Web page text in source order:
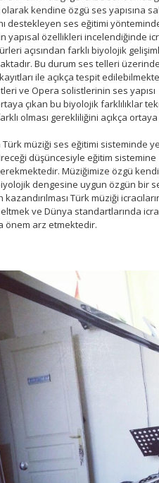
kendine özgü ses yapısına
destekleyen ses eğitimi
yapısal özellikleri incelendiğinde
açısından farklı biyolojik
Bu durum ses telleri
ile açıkça tespit
ve Opera solistlerinin ses yapısı
çıkan bu biyolojik farklılıklar
olması gerekliliğini açıkça ortaya
Türk müziği ses eğitimi sisteminde
düşüncesiyle eğitim sistemine
Müziğimize özgü
dengesine uygun özgün bir
Türk müziği
ve Dünya standartlarında
önem arz etmektedir.